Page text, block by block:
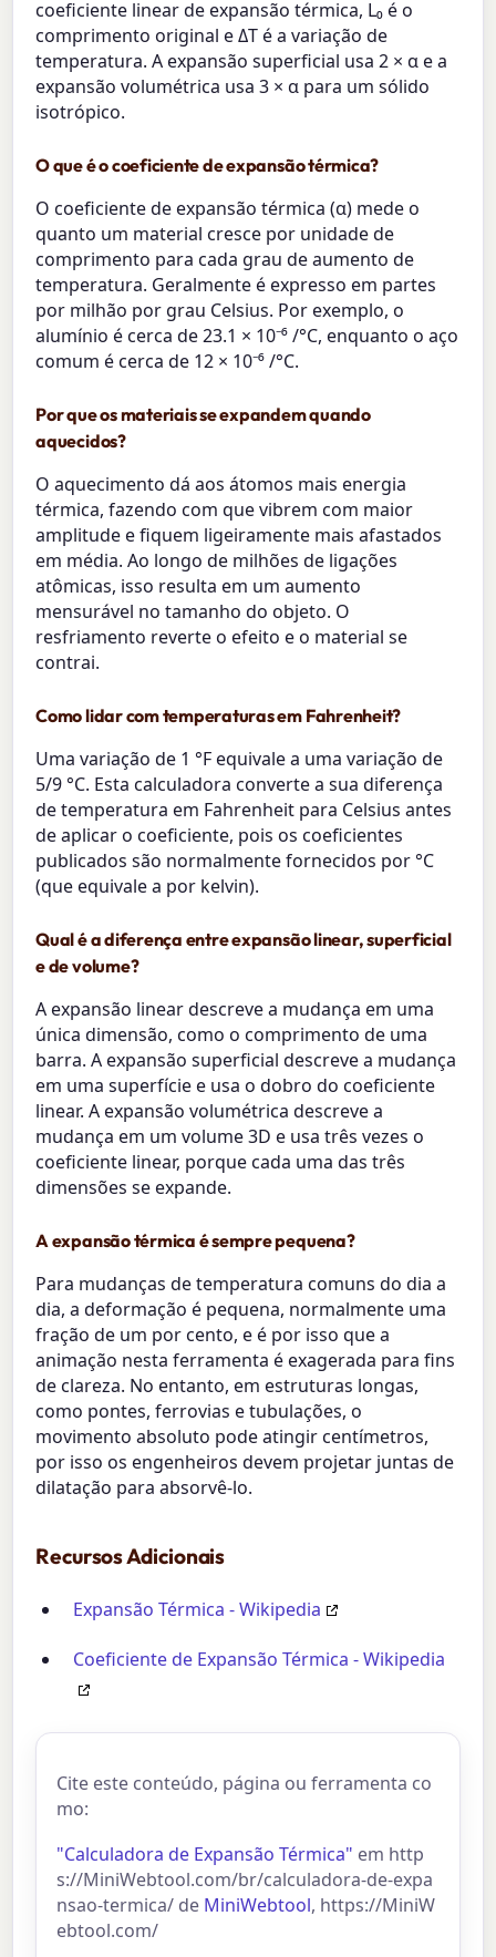
coeficiente linear de expansão térmica, L₀ é o
comprimento original e ΔT é a variação de
temperatura. A expansão superficial usa 2 × α e a
expansão volumétrica usa 3 × α para um sólido
isotrópico.
O que é o coeficiente de expansão térmica?
O coeficiente de expansão térmica (α) mede o
quanto um material cresce por unidade de
comprimento para cada grau de aumento de
temperatura. Geralmente é expresso em partes
por milhão por grau Celsius. Por exemplo, o
alumínio é cerca de 23.1 × 10⁻⁶ /°C, enquanto o aço
comum é cerca de 12 × 10⁻⁶ /°C.
Por que os materiais se expandem quando
aquecidos?
O aquecimento dá aos átomos mais energia
térmica, fazendo com que vibrem com maior
amplitude e fiquem ligeiramente mais afastados
em média. Ao longo de milhões de ligações
atômicas, isso resulta em um aumento
mensurável no tamanho do objeto. O
resfriamento reverte o efeito e o material se
contrai.
Como lidar com temperaturas em Fahrenheit?
Uma variação de 1 °F equivale a uma variação de
5/9 °C. Esta calculadora converte a sua diferença
de temperatura em Fahrenheit para Celsius antes
de aplicar o coeficiente, pois os coeficientes
publicados são normalmente fornecidos por °C
(que equivale a por kelvin).
Qual é a diferença entre expansão linear, superficial
e de volume?
A expansão linear descreve a mudança em uma
única dimensão, como o comprimento de uma
barra. A expansão superficial descreve a mudança
em uma superfície e usa o dobro do coeficiente
linear. A expansão volumétrica descreve a
mudança em um volume 3D e usa três vezes o
coeficiente linear, porque cada uma das três
dimensões se expande.
A expansão térmica é sempre pequena?
Para mudanças de temperatura comuns do dia a
dia, a deformação é pequena, normalmente uma
fração de um por cento, e é por isso que a
animação nesta ferramenta é exagerada para fins
de clareza. No entanto, em estruturas longas,
como pontes, ferrovias e tubulações, o
movimento absoluto pode atingir centímetros,
por isso os engenheiros devem projetar juntas de
dilatação para absorvê-lo.
Recursos Adicionais
Expansão Térmica - Wikipedia
Coeficiente de Expansão Térmica - Wikipedia
Cite este conteúdo, página ou ferramenta co
mo:
"Calculadora de Expansão Térmica" em http
s://MiniWebtool.com/br/calculadora-de-expa
nsao-termica/ de MiniWebtool, https://MiniW
ebtool.com/